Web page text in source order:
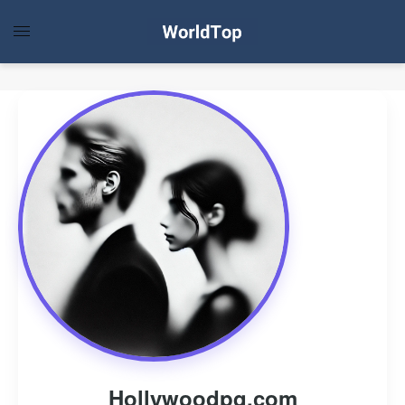
Hollywoodpq.com